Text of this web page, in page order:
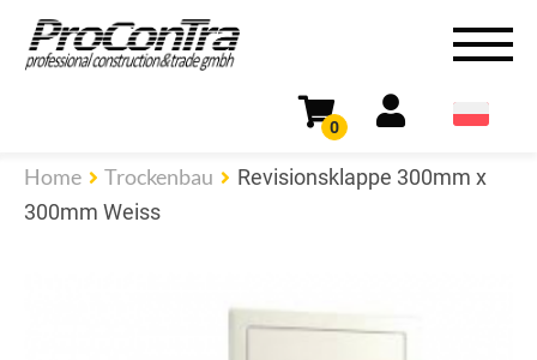
0
Home Trockenbau
Revisionsklappe 300mm x
300mm Weiss